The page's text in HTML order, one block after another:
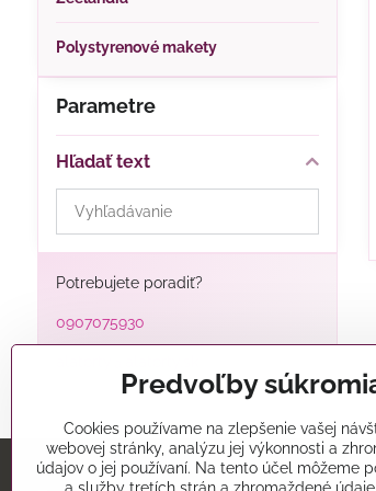
Parametre
Hľadať text
Prehľadať
výsledky
filtra
fulltextom
Potrebujete poradiť?
0907075930
Polystyrenové makety
Predvoľby
Cookies používame na zlepšenie vašej
webovej stránky, analýzu jej výkonnosti a
údajov o jej používaní. Na tento účel môžeme